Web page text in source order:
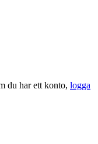
du har ett konto, logga